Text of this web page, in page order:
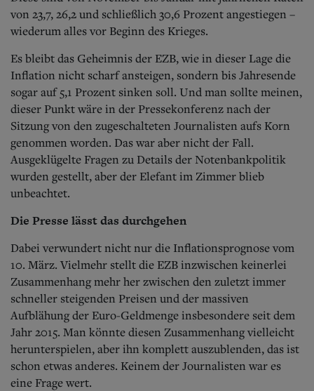
von 23,7, 26,2 und schließlich 30,6 Prozent angestiegen –
wiederum alles vor Beginn des Krieges.
Es bleibt das Geheimnis der EZB, wie in dieser Lage die
Inflation nicht scharf ansteigen, sondern bis Jahresende
sogar auf 5,1 Prozent sinken soll. Und man sollte meinen,
dieser Punkt wäre in der Pressekonferenz nach der
Sitzung von den zugeschalteten Journalisten aufs Korn
genommen worden. Das war aber nicht der Fall.
Ausgeklügelte Fragen zu Details der Notenbankpolitik
wurden gestellt, aber der Elefant im Zimmer blieb
unbeachtet.
Die Presse lässt das durchgehen
Dabei verwundert nicht nur die Inflationsprognose vom
10. März. Vielmehr stellt die EZB inzwischen keinerlei
Zusammenhang mehr her zwischen den zuletzt immer
schneller steigenden Preisen und der massiven
Aufblähung der Euro-Geldmenge insbesondere seit dem
Jahr 2015. Man könnte diesen Zusammenhang vielleicht
herunterspielen, aber ihn komplett auszublenden, das ist
schon etwas anderes. Keinem der Journalisten war es
eine Frage wert.